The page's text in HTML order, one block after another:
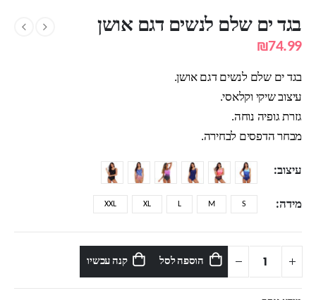
בגד ים שלם לנשים דגם אושן
₪74.99
בגד ים שלם לנשים דגם אושן.
עיצוב שיקי וקלאסי.
גזרת גופיה נוחה.
מבחר הדפסים לבחירה.
עיצוב
מידה S
M
L
XL
XXL
הוספה לסל קנה עכשיו